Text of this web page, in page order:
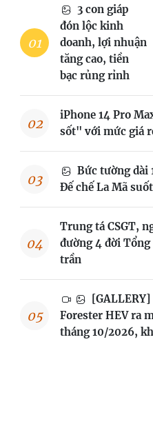
3 con giáp
đón lộc kinh
doanh, lợi nhuận
tăng cao, tiền
bạc rủng rỉnh
iPhone 14 Pro
sốt" với mức giá
Bức tường dài
Đế chế La Mã
Trung tá CSGT,
đường 4 đời
trần
Forester HEV ra
tháng 10/2026,